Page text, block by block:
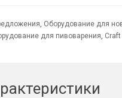
, Оборудование для
для пивоварения,